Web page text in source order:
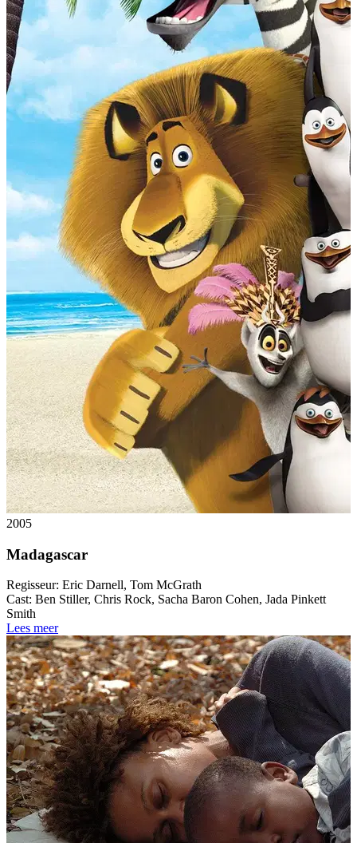
2005
Madagascar
Regisseur: Eric Darnell, Tom McGrath
Cast: Ben Stiller, Chris Rock, Sacha Baron Cohen, Jada Pinkett
Smith
Lees meer